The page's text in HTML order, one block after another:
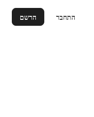
התחבר הרשם